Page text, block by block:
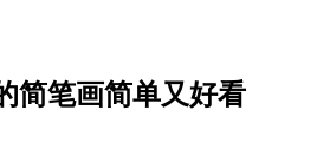
简笔画简单又好看